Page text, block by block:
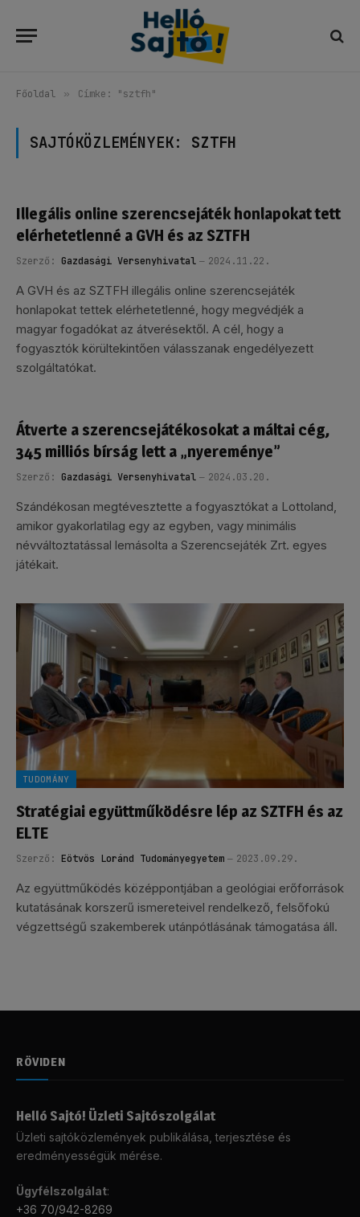
Főoldal » Címke: "sztfh"
SAJTÓKÖZLEMÉNYEK: SZTFH
Illegális online szerencsejáték honlapokat tett
elérhetetlenné a GVH és az SZTFH
Szerző: Gazdasági Versenyhivatal 2024.11.22.
A GVH és az SZTFH illegális online szerencsejáték
honlapokat tettek elérhetetlenné, hogy megvédjék a
magyar fogadókat az átverésektől. A cél, hogy a
fogyasztók körültekintően válasszanak engedélyezett
szolgáltatókat.
Átverte a szerencsejátékosokat a máltai cég,
345 milliós bírság lett a „nyereménye”
Szerző: Gazdasági Versenyhivatal 2024.03.20.
Szándékosan megtévesztette a fogyasztókat a Lottoland,
amikor gyakorlatilag egy az egyben, vagy minimális
névváltoztatással lemásolta a Szerencsejáték Zrt. egyes
játékait.
TUDOMÁNY
Stratégiai együttműködésre lép az SZTFH és az
ELTE
Szerző: Eötvös Loránd Tudományegyetem 2023.09.29.
Az együttműködés középpontjában a geológiai erőforrások
kutatásának korszerű ismereteivel rendelkező, felsőfokú
végzettségű szakemberek utánpótlásának támogatása áll.
RÖVIDEN
Helló Sajtó! Üzleti Sajtószolgálat
Üzleti sajtóközlemények publikálása, terjesztése és
eredményességük mérése.
Ügyfélszolgálat:
+36 70/942-8269